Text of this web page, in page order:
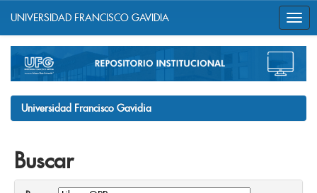
navigation
UNIVERSIDAD FRANCISCO GAVIDIA
Universidad Francisco Gavidia
Buscar